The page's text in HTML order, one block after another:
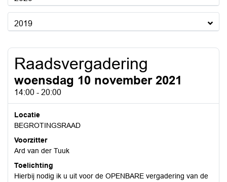
2019
Raadsvergadering
woensdag 10 november 2021
14:00 - 20:00
Locatie
BEGROTINGSRAAD
Voorzitter
Ard van der Tuuk
Toelichting
Hierbij nodig ik u uit voor de OPENBARE vergadering van de